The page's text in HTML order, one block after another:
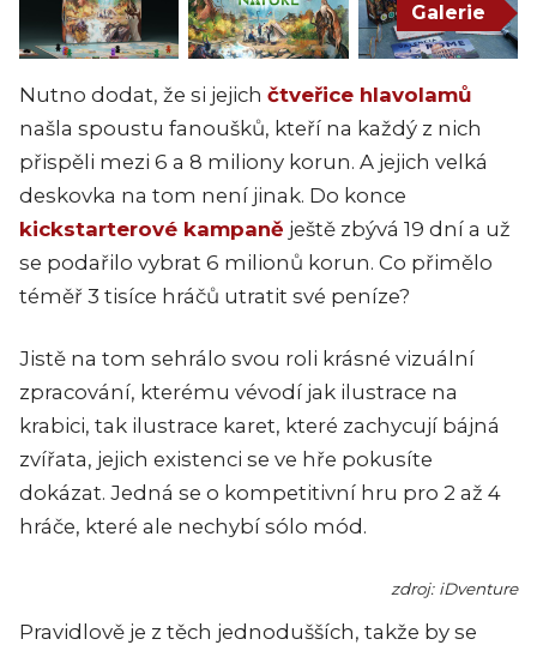
Galerie
Nutno dodat, že si jejich čtveřice hlavolamů
našla spoustu fanoušků, kteří na každý z nich
přispěli mezi 6 a 8 miliony korun. A jejich velká
deskovka na tom není jinak. Do konce
kickstarterové kampaně ještě zbývá 19 dní a už
se podařilo vybrat 6 milionů korun. Co přimělo
téměř 3 tisíce hráčů utratit své peníze?
Jistě na tom sehrálo svou roli krásné vizuální
zpracování, kterému vévodí jak ilustrace na
krabici, tak ilustrace karet, které zachycují bájná
zvířata, jejich existenci se ve hře pokusíte
dokázat. Jedná se o kompetitivní hru pro 2 až 4
hráče, které ale nechybí sólo mód.
zdroj: iDventure
Pravidlově je z těch jednodušších, takže by se